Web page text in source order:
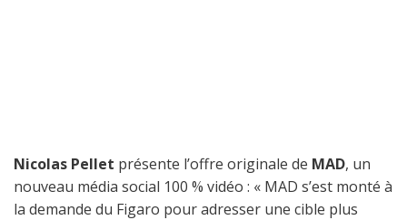
Nicolas Pellet présente l’offre originale de MAD, un
nouveau média social 100 % vidéo : « MAD s’est monté à
la demande du Figaro pour adresser une cible plus